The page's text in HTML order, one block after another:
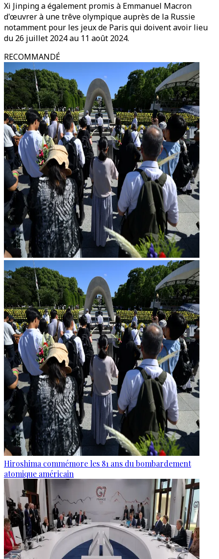
Xi Jinping a également promis à Emmanuel Macron
d'œuvrer à une trêve olympique auprès de la Russie
notamment pour les jeux de Paris qui doivent avoir lieu
du 26 juillet 2024 au 11 août 2024.
RECOMMANDÉ
Hiroshima commémore les 81 ans du bombardement
atomique américain